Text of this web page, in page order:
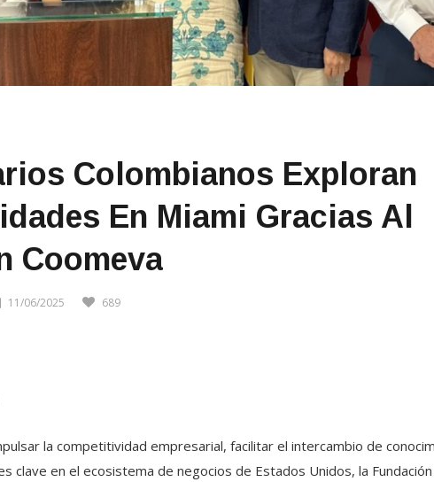
Colombianos Exploran
En Miami Gracias Al
Coomeva
11/06/2025 689
la competitividad empresarial, facilitar el intercambio de
clave en el ecosistema de negocios de Estados Unidos, la